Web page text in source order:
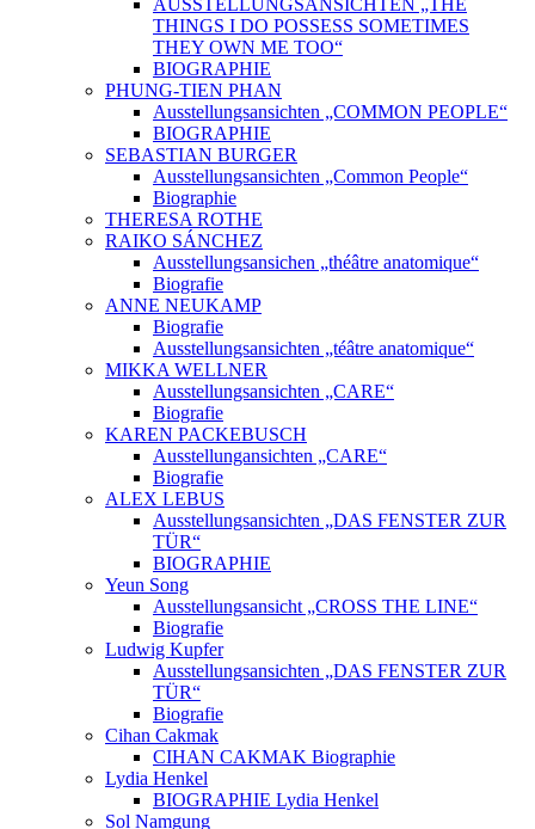
THINGS I DO POSSESS SOMETIMES
THEY OWN ME TOO“
BIOGRAPHIE
PHUNG-TIEN PHAN
Ausstellungsansichten „COMMON PEOPLE“
BIOGRAPHIE
SEBASTIAN BURGER
Ausstellungsansichten „Common People“
Biographie
THERESA ROTHE
RAIKO SÁNCHEZ
Ausstellungsansichen „théâtre anatomique“
Biografie
ANNE NEUKAMP
Biografie
Ausstellungsansichten „téâtre anatomique“
MIKKA WELLNER
Ausstellungsansichten „CARE“
Biografie
KAREN PACKEBUSCH
Ausstellungansichten „CARE“
Biografie
ALEX LEBUS
Ausstellungsansichten „DAS FENSTER ZUR
TÜR“
BIOGRAPHIE
Yeun Song
Ausstellungsansicht „CROSS THE LINE“
Biografie
Ludwig Kupfer
Ausstellungsansichten „DAS FENSTER ZUR
TÜR“
Biografie
Cihan Cakmak
CIHAN CAKMAK Biographie
Lydia Henkel
BIOGRAPHIE Lydia Henkel
Sol Namgung